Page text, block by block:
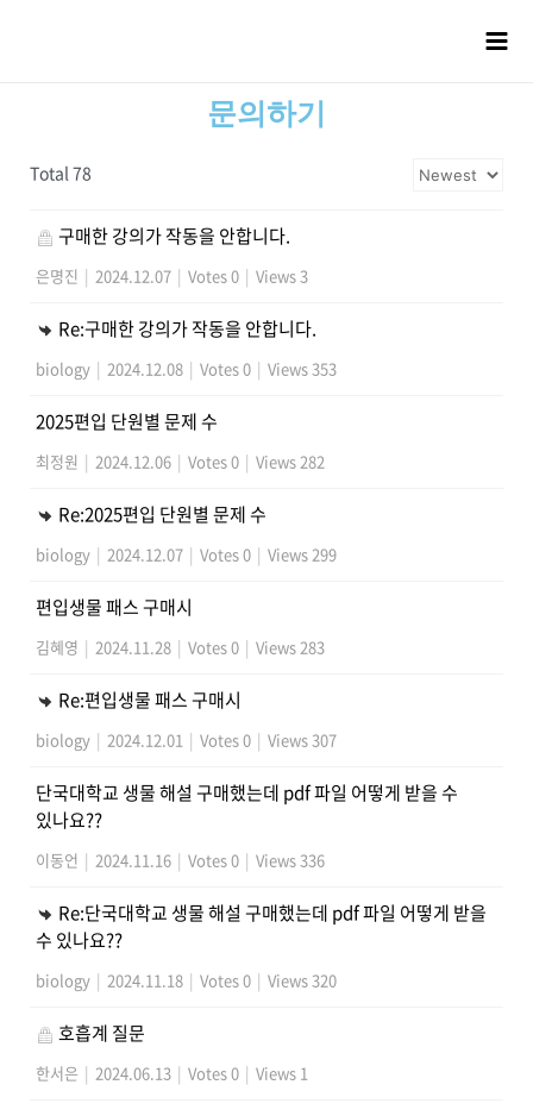
문의하기
Total 78
구매한 강의가 작동을 안합니다.
은명진 | 2024.12.07 | Votes 0 | Views 3
Re:구매한 강의가 작동을 안합니다.
biology | 2024.12.08 | Votes 0 | Views 353
2025편입 단원별 문제 수
최정원 | 2024.12.06 | Votes 0 | Views 282
Re:2025편입 단원별 문제 수
biology | 2024.12.07 | Votes 0 | Views 299
편입생물 패스 구매시
김혜영 | 2024.11.28 | Votes 0 | Views 283
Re:편입생물 패스 구매시
biology | 2024.12.01 | Votes 0 | Views 307
단국대학교 생물 해설 구매했는데 pdf 파일 어떻게 받을 수
있나요??
이동언 | 2024.11.16 | Votes 0 | Views 336
Re:단국대학교 생물 해설 구매했는데 pdf 파일 어떻게 받을
수 있나요??
biology | 2024.11.18 | Votes 0 | Views 320
호흡계 질문
한서은 | 2024.06.13 | Votes 0 | Views 1